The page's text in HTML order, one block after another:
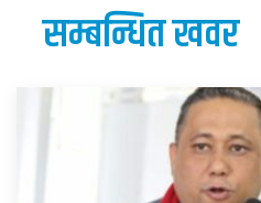
सम्बन्धित खवर